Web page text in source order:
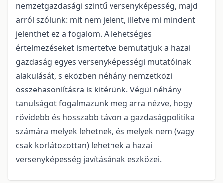
nemzetgazdasági szintű versenyképesség, majd
arról szólunk: mit nem jelent, illetve mi mindent
jelenthet ez a fogalom. A lehetséges
értelmezéseket ismertetve bemutatjuk a hazai
gazdaság egyes versenyképességi mutatóinak
alakulását, s eközben néhány nemzetközi
összehasonlításra is kitérünk. Végül néhány
tanulságot fogalmazunk meg arra nézve, hogy
rövidebb és hosszabb távon a gazdaságpolitika
számára melyek lehetnek, és melyek nem (vagy
csak korlátozottan) lehetnek a hazai
versenyképesség javításának eszközei.